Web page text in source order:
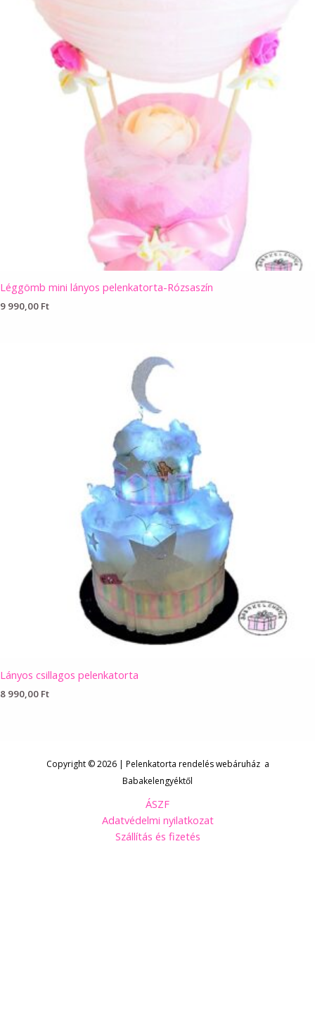
Léggömb mini lányos pelenkatorta-Rózsaszín
9 990,00 Ft
Lányos csillagos pelenkatorta
8 990,00 Ft
Copyright © 2026 | Pelenkatorta rendelés webáruház a
Babakelengyéktől
ÁSZF
Adatvédelmi nyilatkozat
Szállítás és fizetés